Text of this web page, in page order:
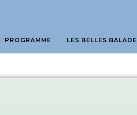
PROGRAMME LES BELLES